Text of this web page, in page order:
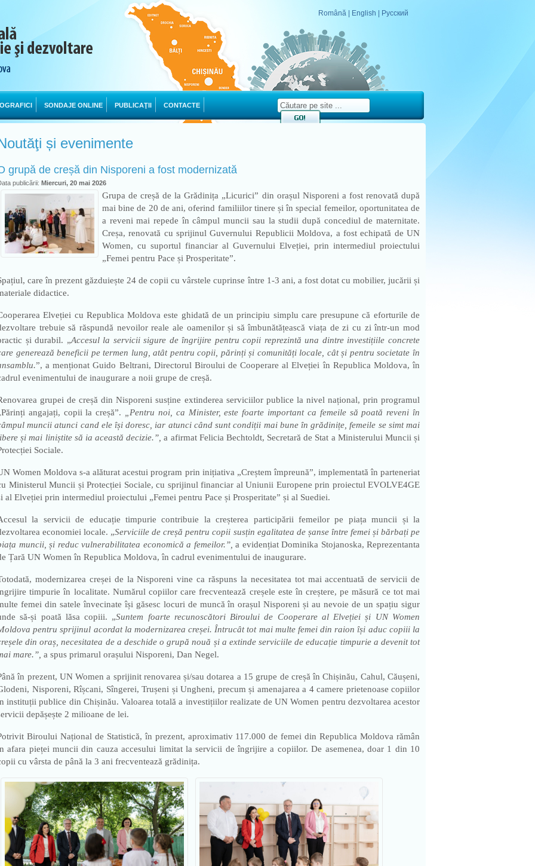
Română English Русский
SONDAJE ONLINE PUBLICAŢII CONTACTE
și evenimente
grupă de creșă din Nisporeni a fost modernizată
publicării: Miercuri, 20 mai 2026
Grupa de creșă de la Grădinița „Licurici” din orașul Nisporeni a fost renovată după
mai bine de 20 de ani, oferind familiilor tinere și în special femeilor, oportunitatea de
a reveni mai repede în câmpul muncii sau la studii după concediul de maternitate.
Creșa, renovată cu sprijinul Guvernului Republicii Moldova, a fost echipată de UN
Women, cu suportul financiar al Guvernului Elveției, prin intermediul proiectului
„Femei pentru Pace și Prosperitate”.
care în prezent găzduiește 24 de copii cu vârstele cuprinse între 1-3 ani, a fost dotat cu mobilier, jucării și
didactice.
Elveției cu Republica Moldova este ghidată de un principiu simplu care presupune că eforturile de
trebuie să răspundă nevoilor reale ale oamenilor și să îmbunătățească viața de zi cu zi într-un mod
și durabil. „Accesul la servicii sigure de îngrijire pentru copii reprezintă una dintre investițiile concrete
generează beneficii pe termen lung, atât pentru copii, părinți și comunități locale, cât și pentru societate în
”, a menționat Guido Beltrani, Directorul Biroului de Cooperare al Elveției în Republica Moldova, în
evenimentului de inaugurare a noii grupe de creșă.
grupei de creșă din Nisporeni susține extinderea serviciilor publice la nivel național, prin programul
angajați, copii la creșă”.
„Pentru noi, ca Minister, este foarte important ca femeile să poată reveni în
muncii atunci cand ele își doresc, iar atunci când sunt condiții mai bune în grădinițe, femeile se simt mai
și mai liniștite să ia această decizie.”, a afirmat Felicia Bechtoldt, Secretară de Stat a Ministerului Muncii și
Sociale.
Women Moldova s-a alăturat acestui program prin inițiativa „Creștem împreună”, implementată în parteneriat
Ministerul Muncii și Protecției Sociale, cu sprijinul financiar al Uniunii Europene prin proiectul EVOLVE4GE
al Elveției prin intermediul proiectului „Femei pentru Pace și Prosperitate” și al Suediei.
la servicii de educație timpurie contribuie la creșterea participării femeilor pe piața muncii și la
economiei locale. „Serviciile de creșă pentru copii susțin egalitatea de șanse între femei și bărbați pe
muncii, și reduc vulnerabilitatea economică a femeilor.”, a evidențiat Dominika Stojanoska, Reprezentanta
Țară UN Women în Republica Moldova, în cadrul evenimentului de inaugurare.
modernizarea creșei de la Nisporeni vine ca răspuns la necesitatea tot mai accentuată de servicii de
timpurie în localitate. Numărul copiilor care frecventează creșele este în creștere, pe măsură ce tot mai
femei din satele învecinate își găsesc locuri de muncă în orașul Nisporeni și au nevoie de un spațiu sigur
să-și poată lăsa copiii. „Suntem foarte recunoscători Biroului de Cooperare al Elveției și UN Women
pentru sprijinul acordat la modernizarea creșei. Întrucât tot mai multe femei din raion își aduc copiii la
din oraș, necesitatea de a deschide o grupă nouă și a extinde serviciile de educație timpurie a devenit tot
mare.”, a spus primarul orașului Nisporeni, Dan Negel.
în prezent, UN Women a sprijinit renovarea și/sau dotarea a 15 grupe de creșă în Chișinău, Cahul, Căușeni,
Nisporeni, Rîșcani, Sîngerei, Trușeni și Ungheni, precum și amenajarea a 4 camere prietenoase copiilor
instituții publice din Chișinău. Valoarea totală a investițiilor realizate de UN Women pentru dezvoltarea acestor
depășește 2 milioane de lei.
Biroului Național de Statistică, în prezent, aproximativ 117.000 de femei din Republica Moldova rămân
afara pieței muncii din cauza accesului limitat la servicii de îngrijire a copiilor. De asemenea, doar 1 din 10
cu vârsta de până la 3 ani frecventează grădinița.